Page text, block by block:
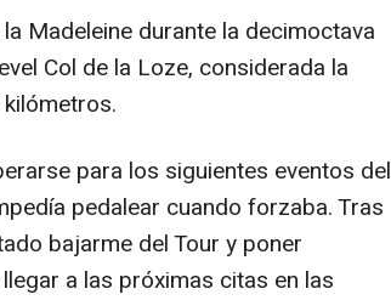
Madeleine durante la decimoctava
Col de la Loze, considerada la
para los siguientes eventos del
pedalear cuando forzaba. Tras
bajarme del Tour y poner
a las próximas citas en las